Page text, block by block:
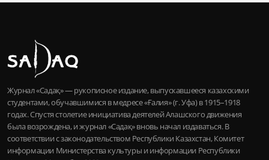
Журнал «Садақ» — рукописное издание, выпускавшееся казахскими
студентами, обучавшимися в медресе «Ғалия» (г. Уфа) в 1915–1918
годах. Спустя столетие инициатива деятелей Алашского движения
была возрождена, и журнал «Садақ» вновь начал издаваться. В
соответствии с законодательством Республики Казахстан, Комитет
информации Министерства культуры и информации Республики